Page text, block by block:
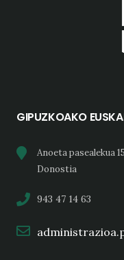
GIPUZKOAKO
Anoeta pasealekua
Donostia
943 47 14 63